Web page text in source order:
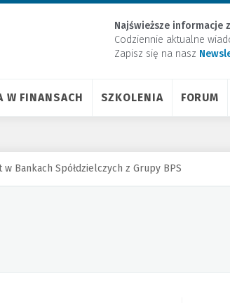
Najświeższe informacje
Codziennie aktualne
Zapisz się na nasz
W FINANSACH SZKOLENIA FORUM
Bankach Spółdzielczych z Grupy BPS